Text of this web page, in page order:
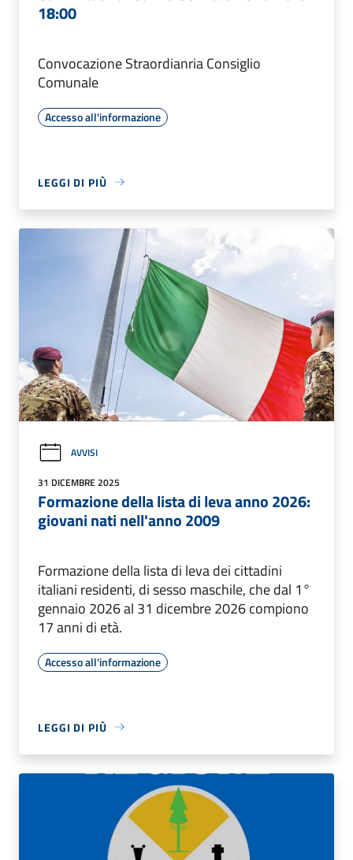
18:00
Convocazione Straordianria Consiglio
Comunale
Accesso all'informazione
LEGGI DI PIÙ
AVVISI
31 DICEMBRE 2025
Formazione della lista di leva anno 2026:
giovani nati nell'anno 2009
Formazione della lista di leva dei cittadini
italiani residenti, di sesso maschile, che dal 1°
gennaio 2026 al 31 dicembre 2026 compiono
17 anni di età.
Accesso all'informazione
LEGGI DI PIÙ